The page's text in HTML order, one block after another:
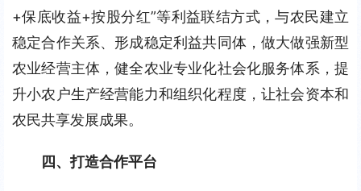
+保底收益+按股分红”等利益联结方式，与农民建立
稳定合作关系、形成稳定利益共同体，做大做强新型
农业经营主体，健全农业专业化社会化服务体系，提
升小农户生产经营能力和组织化程度，让社会资本和
农民共享发展成果。
四、打造合作平台